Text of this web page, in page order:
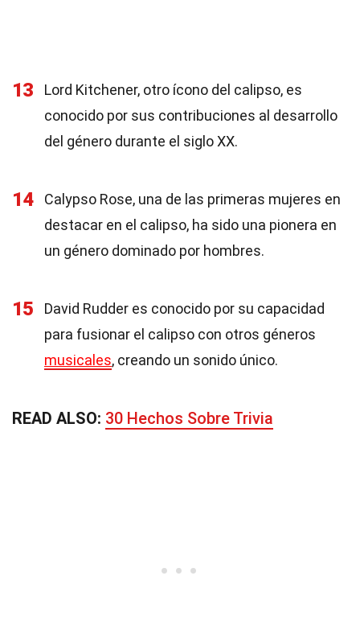
13
Lord Kitchener, otro ícono del calipso, es
conocido por sus contribuciones al desarrollo
del género durante el siglo XX.
14
Calypso Rose, una de las primeras mujeres en
destacar en el calipso, ha sido una pionera en
un género dominado por hombres.
15
David Rudder es conocido por su capacidad
para fusionar el calipso con otros géneros
musicales, creando un sonido único.
READ ALSO: 30 Hechos Sobre Trivia